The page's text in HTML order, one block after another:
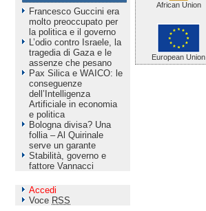
Francesco Guccini era
molto preoccupato per
la politica e il governo
L’odio contro Israele, la
tragedia di Gaza e le
assenze che pesano
Pax Silica e WAICO: le
conseguenze
dell’Intelligenza
Artificiale in economia
e politica
Bologna divisa? Una
follia – Al Quirinale
serve un garante
Stabilità, governo e
fattore Vannacci
Accedi
Voce RSS
African Union
European Union